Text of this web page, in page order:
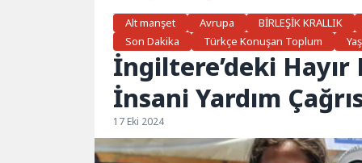
Alt manşet
Avrupa BİRLEŞİK KRALLIK
Son Dakika
Türkçe Konuşan Toplum
İngiltere’deki
İnsani Yardım
17 Eki 2024